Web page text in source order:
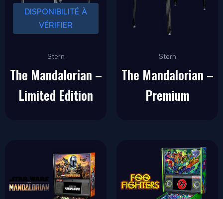
DISPONIBILITÉ À
VÉRIFIER
Stern
The Mandalorian –
Limited Edition
Stern
The Mandalorian –
Premium